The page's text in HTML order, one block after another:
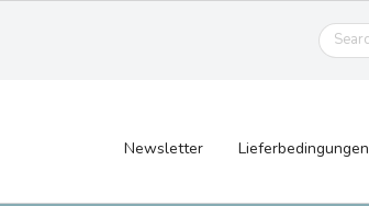
Newsletter Lieferbedingungen